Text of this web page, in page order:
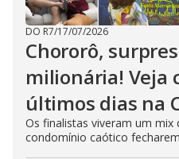
DO R7/17/07/2026
Chororô,
milionária! Veja
últimos dias na
Os finalistas viveram um
condomínio caótico